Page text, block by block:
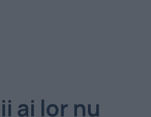
ai lor nu